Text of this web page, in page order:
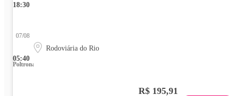
18:30
05:40
07/08
Rodoviária do Rio
Poltrona
R$ 195,91